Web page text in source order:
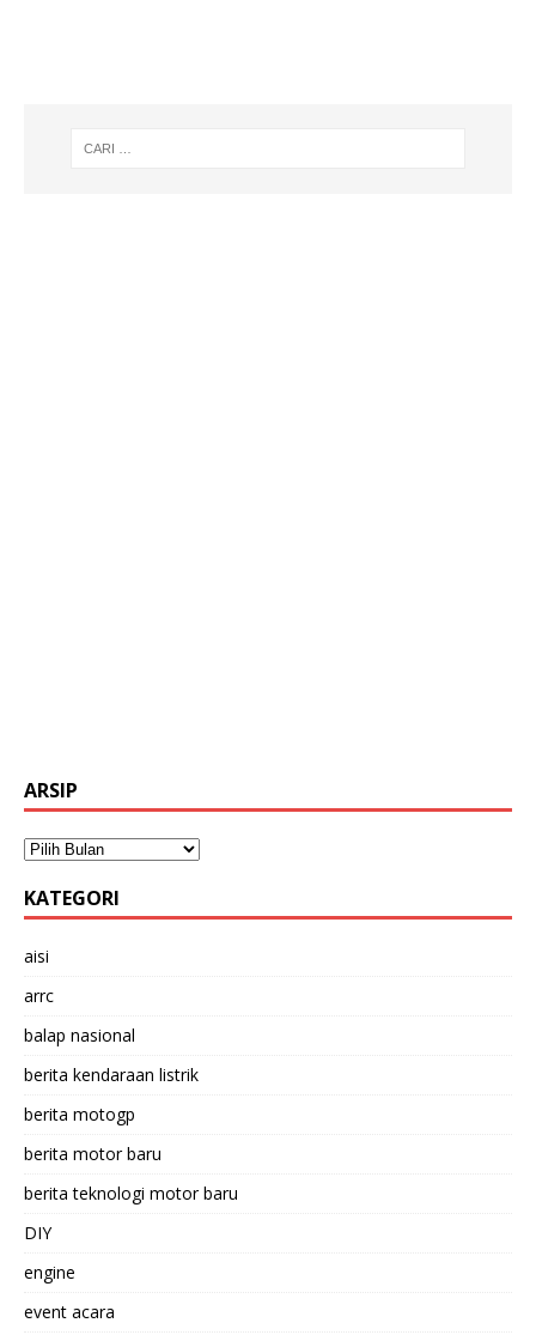
ARSIP
KATEGORI
aisi
arrc
balap nasional
berita kendaraan listrik
berita motogp
berita motor baru
berita teknologi motor baru
DIY
engine
event acara